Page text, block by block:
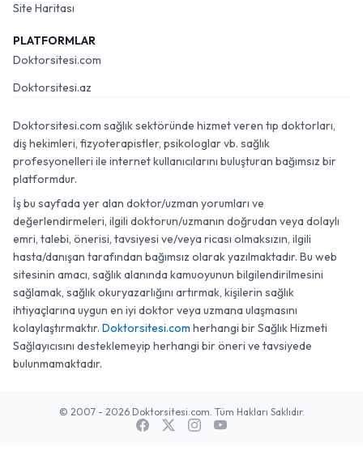
Site Haritası
PLATFORMLAR
Doktorsitesi.com
Doktorsitesi.az
Doktorsitesi.com sağlık sektöründe hizmet veren tıp doktorları,
diş hekimleri, fizyoterapistler, psikologlar vb. sağlık
profesyonelleri ile internet kullanıcılarını buluşturan bağımsız bir
platformdur.
İş bu sayfada yer alan doktor/uzman yorumları ve
değerlendirmeleri, ilgili doktorun/uzmanın doğrudan veya dolaylı
emri, talebi, önerisi, tavsiyesi ve/veya ricası olmaksızın, ilgili
hasta/danışan tarafından bağımsız olarak yazılmaktadır. Bu web
sitesinin amacı, sağlık alanında kamuoyunun bilgilendirilmesini
sağlamak, sağlık okuryazarlığını artırmak, kişilerin sağlık
ihtiyaçlarına uygun en iyi doktor veya uzmana ulaşmasını
kolaylaştırmaktır. Doktorsitesi.com herhangi bir Sağlık Hizmeti
Sağlayıcısını desteklemeyip herhangi bir öneri ve tavsiyede
bulunmamaktadır.
© 2007 - 2026 Doktorsitesi.com. Tüm Hakları Saklıdır.